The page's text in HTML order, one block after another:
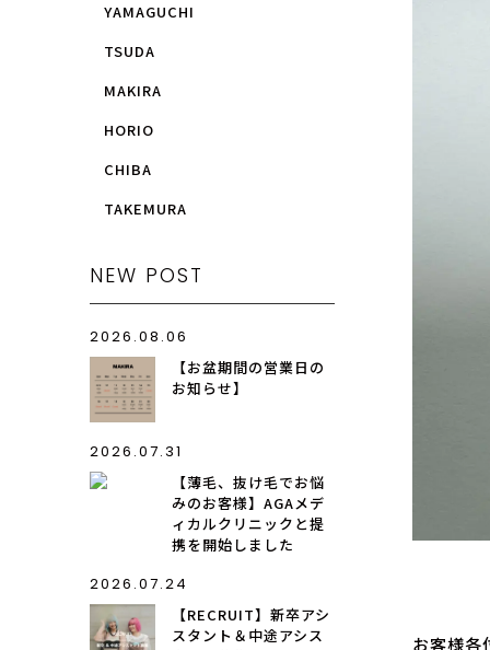
お客様各
YAMAGUCHI
TSUDA
MAKIRA
HORIO
CHIBA
TAKEMURA
NEW POST
2026.08.06
【お盆期間の営業日の
お知らせ】
2026.07.31
【薄毛、抜け毛でお悩
みのお客様】AGAメデ
ィカルクリニックと提
携を開始しました
2026.07.24
【RECRUIT】新卒アシ
スタント＆中途アシス